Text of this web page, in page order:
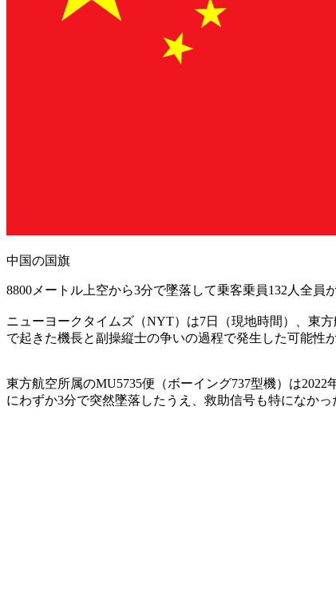
中国の国旗
8800メートル上空から3分で墜落して乗客乗員132人全
ニューヨークタイムズ（NYT）は7日（現地時間）、東
で起きた機長と副操縦士の争いの過程で発生した可能性
東方航空所属のMU5735便（ボーイング737型機）は
にわずか3分で突然墜落したうえ、救助信号も特になか